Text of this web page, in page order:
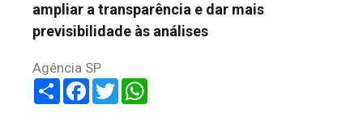
ampliar a transparência e dar mais
previsibilidade às análises
Agência SP
ShareFacebook
Twitter